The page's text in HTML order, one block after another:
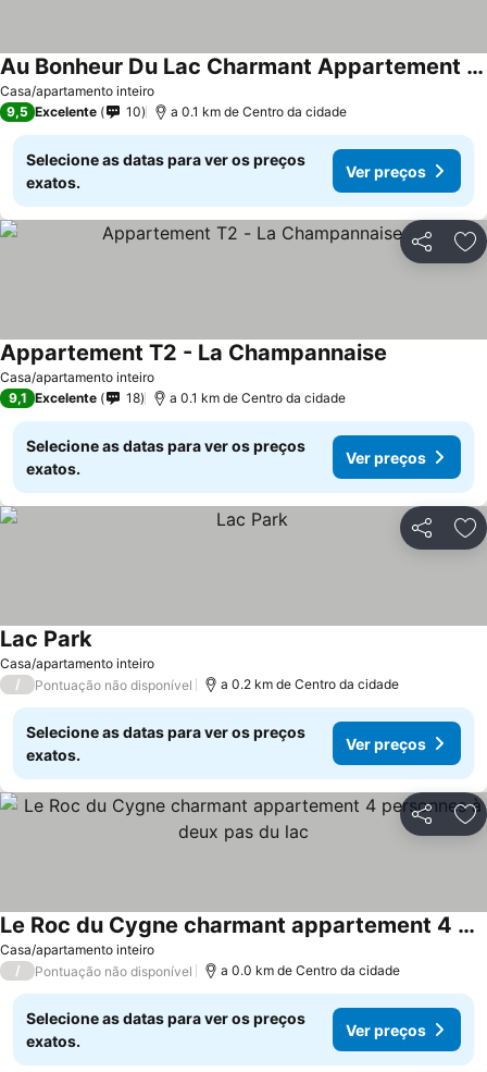
Casa/apartamento inteiro
Au Bonheur Du Lac Charmant Appartement Pour 4 Personnes
Ver preços
9,5 Excelente 10 a 0.1 km de Centro da cidade
Selecione as datas para ver os preços
exatos.
Ver preços
Partilhar
Casa/apartamento inteiro
Appartement T2 - La Champannaise
9,1 Excelente 18 a 0.1 km de Centro da cidade
Selecione as datas para ver os preços
exatos.
Ver preços
Partilhar
Casa/apartamento inteiro
Lac ParkVer preços
/ Pontuação não disponível a 0.2 km de Centro da cidade
Selecione as datas para ver os preços
exatos.
Ver preços
Partilhar
Casa/apartamento inteiro
Le Roc du Cygne charmant appartement 4 personnes à deux pas du lac
Ver preços
/ Pontuação não disponível a 0.0 km de Centro da cidade
Selecione as datas para ver os preços
exatos.
Ver preços